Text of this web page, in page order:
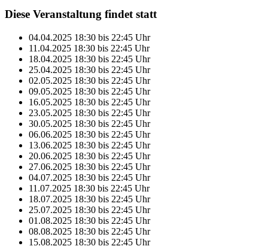
Diese Veranstaltung findet statt
04.04.2025 18:30 bis 22:45 Uhr
11.04.2025 18:30 bis 22:45 Uhr
18.04.2025 18:30 bis 22:45 Uhr
25.04.2025 18:30 bis 22:45 Uhr
02.05.2025 18:30 bis 22:45 Uhr
09.05.2025 18:30 bis 22:45 Uhr
16.05.2025 18:30 bis 22:45 Uhr
23.05.2025 18:30 bis 22:45 Uhr
30.05.2025 18:30 bis 22:45 Uhr
06.06.2025 18:30 bis 22:45 Uhr
13.06.2025 18:30 bis 22:45 Uhr
20.06.2025 18:30 bis 22:45 Uhr
27.06.2025 18:30 bis 22:45 Uhr
04.07.2025 18:30 bis 22:45 Uhr
11.07.2025 18:30 bis 22:45 Uhr
18.07.2025 18:30 bis 22:45 Uhr
25.07.2025 18:30 bis 22:45 Uhr
01.08.2025 18:30 bis 22:45 Uhr
08.08.2025 18:30 bis 22:45 Uhr
15.08.2025 18:30 bis 22:45 Uhr